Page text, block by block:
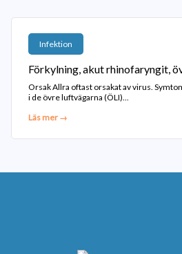
Infektion
Förkylning, akut rhinofaryngit,
Orsak Allra oftast orsakat av virus.
i de övre luftvägarna (ÖLI)...
Läs mer →